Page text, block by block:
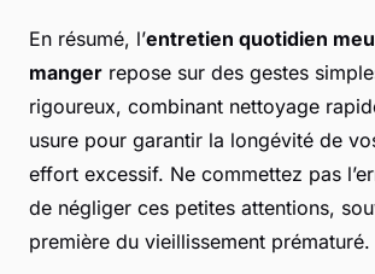
En résumé, l’entretien quotidien
manger repose sur des gestes
rigoureux, combinant nettoyage
usure pour garantir la longévité de
effort excessif. Ne commettez pas
de négliger ces petites attentions,
première du vieillissement prématuré.